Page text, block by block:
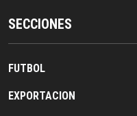
SECCIONES
FUTBOL
EXPORTACION